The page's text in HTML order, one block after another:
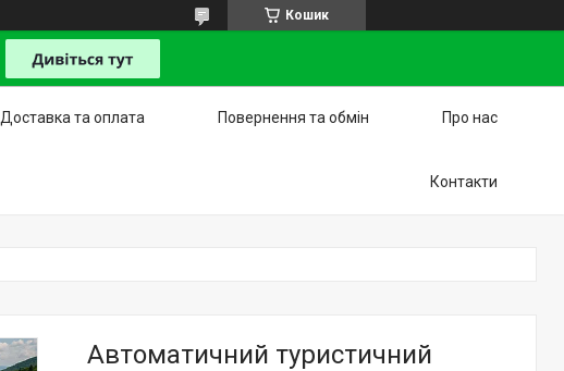
Кошик
Доставка та оплата Повернення та обмін Про нас
Контакти
Автоматичний туристичний